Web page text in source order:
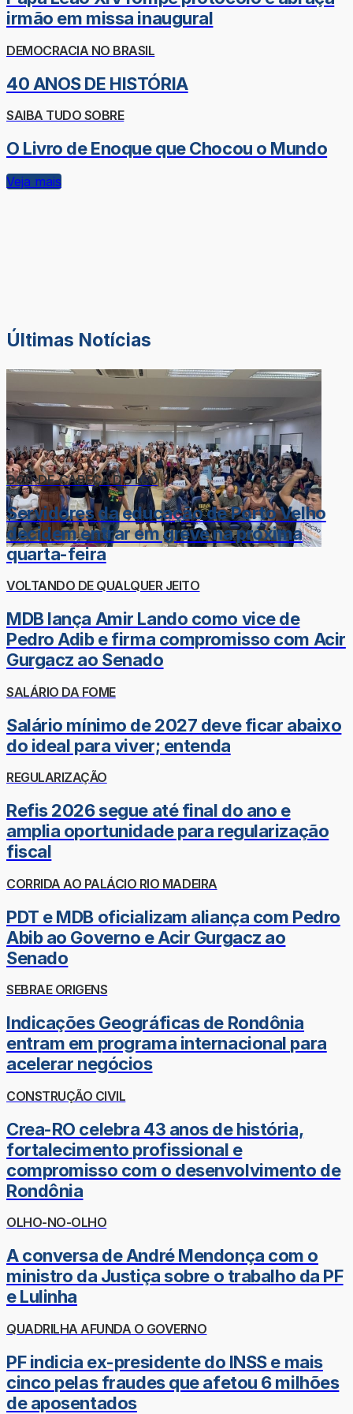
irmão em missa inaugural
DEMOCRACIA NO BRASIL
40 ANOS DE HISTÓRIA
SAIBA TUDO SOBRE
O Livro de Enoque que Chocou o Mundo
Veja mais
Últimas Notícias
DOR-DE-CABEÇA DO LÉO
Servidores da educação de Porto Velho
decidem entrar em greve na próxima
quarta-feira
VOLTANDO DE QUALQUER JEITO
MDB lança Amir Lando como vice de
Pedro Adib e firma compromisso com Acir
Gurgacz ao Senado
SALÁRIO DA FOME
Salário mínimo de 2027 deve ficar abaixo
do ideal para viver; entenda
REGULARIZAÇÃO
Refis 2026 segue até final do ano e
amplia oportunidade para regularização
fiscal
CORRIDA AO PALÁCIO RIO MADEIRA
PDT e MDB oficializam aliança com Pedro
Abib ao Governo e Acir Gurgacz ao
Senado
SEBRAE ORIGENS
Indicações Geográficas de Rondônia
entram em programa internacional para
acelerar negócios
CONSTRUÇÃO CIVIL
Crea-RO celebra 43 anos de história,
fortalecimento profissional e
compromisso com o desenvolvimento de
Rondônia
OLHO-NO-OLHO
A conversa de André Mendonça com o
ministro da Justiça sobre o trabalho da PF
e Lulinha
QUADRILHA AFUNDA O GOVERNO
PF indicia ex-presidente do INSS e mais
cinco pelas fraudes que afetou 6 milhões
de aposentados